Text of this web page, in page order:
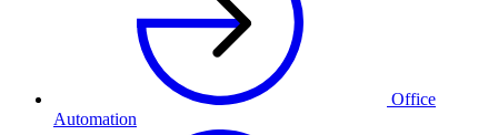
Office
Automation